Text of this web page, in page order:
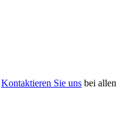
Kontaktieren Sie uns bei allen